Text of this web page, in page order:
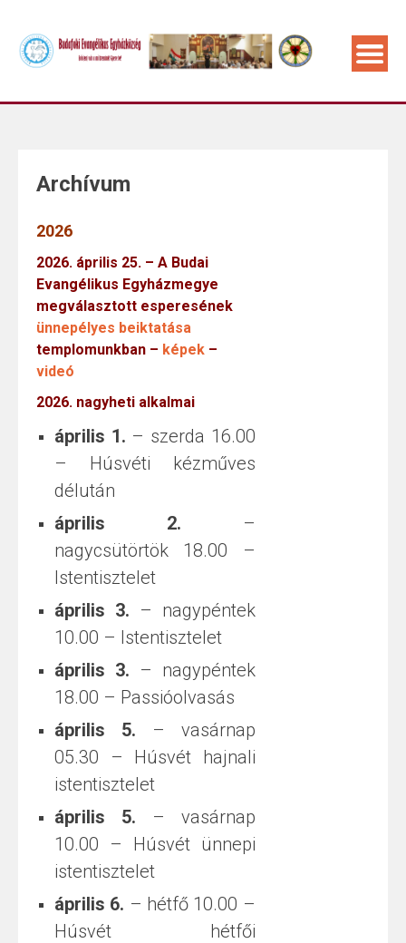
Archívum
2026
2026. április 25. – A Budai
Evangélikus Egyházmegye
megválasztott esperesének
ünnepélyes beiktatása
templomunkban – képek –
videó
2026. nagyheti alkalmai
április 1. – szerda 16.00
– Húsvéti kézműves
délután
április 2. –
nagycsütörtök 18.00 –
Istentisztelet
április 3. – nagypéntek
10.00 – Istentisztelet
április 3. – nagypéntek
18.00 – Passióolvasás
április 5. – vasárnap
05.30 – Húsvét hajnali
istentisztelet
április 5. – vasárnap
10.00 – Húsvét ünnepi
istentisztelet
április 6. – hétfő 10.00 –
Húsvét hétfői